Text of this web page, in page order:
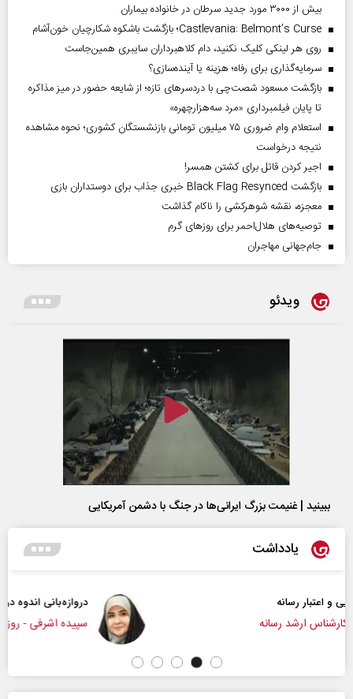
بیش از ۳۰۰۰ مورد جدید سرطان در خانواده بیماران
Castlevania: Belmont’s Curse؛ بازگشت باشکوه شکارچیان خون‌آشام
روی هر لینکی کلیک نکنید، دام کلاهبرداران سایبری همین‌جاست
سرمایه‌گذاری برای رفاه؛ هزینه یا آینده‌سازی؟
بازگشت مسعود شصت‌چی با دردسر‌های تازه؛ از شایعه حضور در میز مذاکره
تا پایان فیلمبرداری «مرد سه‌هزارچهره»
استعلام وام ضروری ۷۵ میلیون تومانی بازنشستگان کشوری؛ نحوه مشاهده
نتیجه درخواست
اجیر کردن قاتل برای کشتن همسر!
بازگشت Black Flag Resynced خبری جذاب برای دوستداران بازی
معجزه، نقشه شوهرکشی را ناکام گذاشت
توصیه‌های هلال‌احمر برای روز‌های گرم
جام‌جهانی مهاجران
ویدئو
ببینید | غنیمت بزرگ ایرانی‌ها در جنگ با دشمن آمریکایی
یادداشت
دروازه‌بانی اندوه در مسیر امید
سپیده اشرفی - روزنامه‌نگار